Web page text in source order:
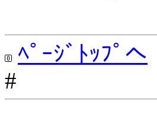
ﾍﾟｰｼﾞﾄｯﾌﾟへ
#